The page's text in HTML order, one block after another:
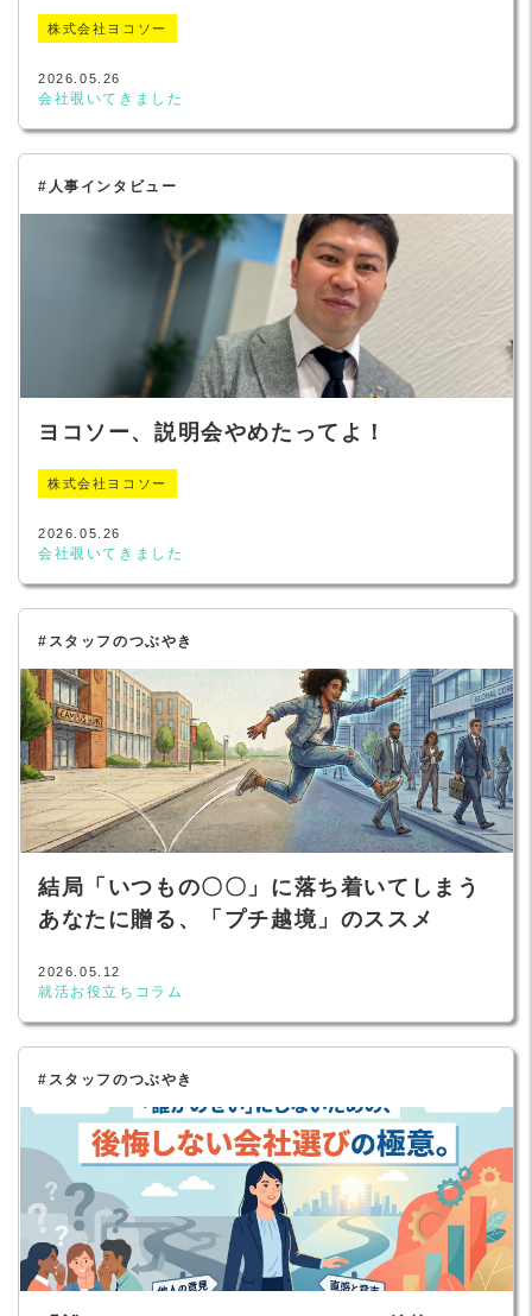
株式会社ヨコソー
2026.05.26
会社覗いてきました
#人事インタビュー
ヨコソー、説明会やめたってよ！
株式会社ヨコソー
2026.05.26
会社覗いてきました
#スタッフのつぶやき
結局「いつもの〇〇」に落ち着いてしまう
あなたに贈る、「プチ越境」のススメ
2026.05.12
就活お役立ちコラム
#スタッフのつぶやき